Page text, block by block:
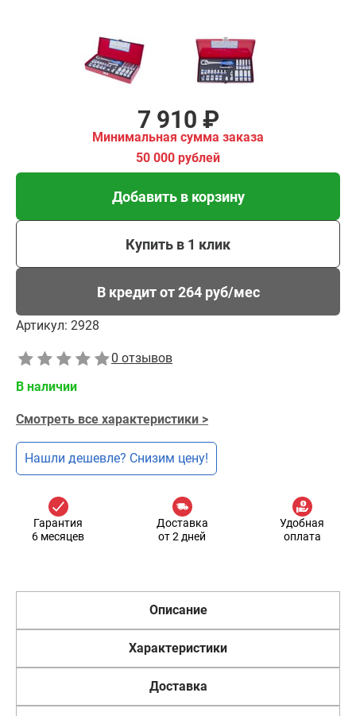
7 910 ₽
Минимальная сумма заказа
50 000 рублей
Добавить в корзину
Купить в 1 клик
В кредит от 264 руб/мес
Артикул: 2928
0 отзывов
В наличии
Смотреть все характеристики >
Нашли дешевле? Снизим цену!
Гарантия
6 месяцев
Доставка
от 2 дней
Удобная
оплата
Описание
Характеристики
Доставка
Купить в 1 клик
В кредит от 264 руб/